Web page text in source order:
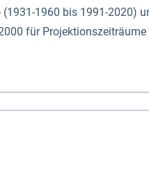
1960 bis 1991-2020)
für Projektionszeiträume
(Mai - Okt.) - hwi:
Klassifizierung der